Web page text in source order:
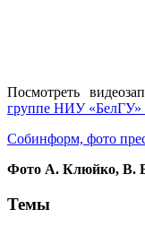
Посмотреть
группе НИУ «БелГУ»
Собинформ, фото
Фото А. Клюйко, В.
Темы